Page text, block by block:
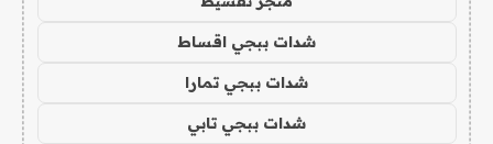
شدات ببجي اقساط
شدات ببجي تمارا
شدات ببجي تابي